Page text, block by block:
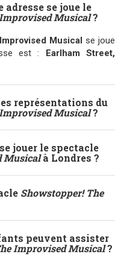
adresse se joue le
Musical?
Musical se joue
est : Earlham Street,
représentations du
Musical?
jouer le spectacle
Musicalà Londres ?
Showstopper! The
peuvent assister
Improvised Musical?